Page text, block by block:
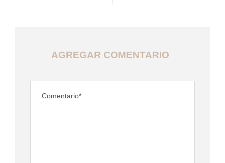
AGREGAR COMENTARIO